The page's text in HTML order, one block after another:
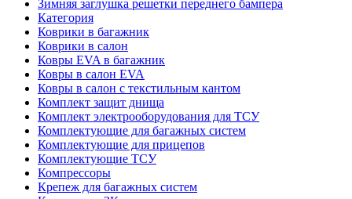
Зимняя заглушка решетки переднего бампера
Категория
Коврики в багажник
Коврики в салон
Ковры EVA в багажник
Ковры в салон EVA
Ковры в салон с текстильным кантом
Комплект защит днища
Комплект электрооборудования для ТСУ
Комплектующие для багажных систем
Комплектующие для прицепов
Комплектующие ТСУ
Компрессоры
Крепеж для багажных систем